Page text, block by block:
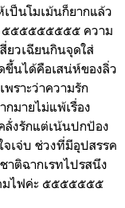
ป็นโมเม้นก็ยากแล้ว
๕๕๕๕๕๕๕๕๕ ความ
วเฉียนกินจุดใส่
ขึ้นได้คือเสน่ห์ของลิ่ว
ราะว่าความรัก
มายไม่แพ้เรื่อง
งรักแต่เน้นปกป้อง
เจ่บ ช่วงที่มีอุปสรรค
าติฉากเรทไปรสนึง
มไฟค่ะ ๕๕๕๕๕๕๕